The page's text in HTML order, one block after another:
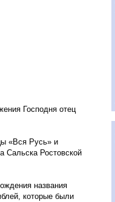
Господня отец
«Вся Русь» и
Сальска Ростовской
названия
которые были